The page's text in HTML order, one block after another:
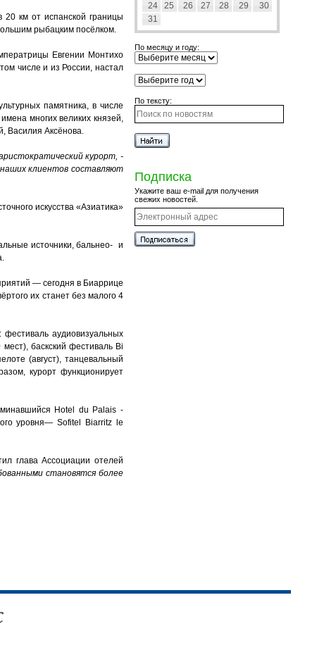
км от испанской границы
рыбацким посёлком.
Евгении Монтихо
числе и из России, настал
памятника, в числе
многих великих князей,
Василия Аксёнова.
курорт, -
клиентов составляют
искусства «Азиатика»
источники, бальнео- и
— сегодня в Биаррице
их станет без малого 4
аудиовизуальных
баскский фестиваль Bi
(август), танцевальный
курорт функционирует
Hotel du Palais -
уровня— Sofitel Biarritz le
глава Ассоциации отелей
становятся более
24
25 26 27 28 29
30
31
По месяцу и году:
По тексту:
Подписка
Укажите ваш e-mail для получения
свежих новостей.